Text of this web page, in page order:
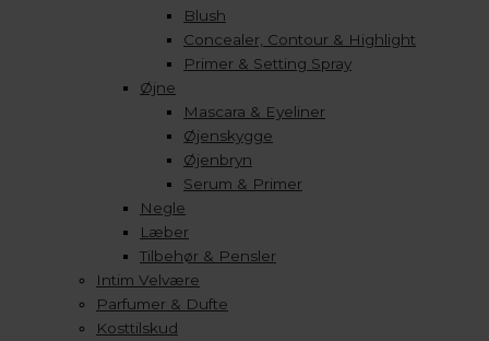
Blush
Concealer, Contour & Highlight
Primer & Setting Spray
Øjne
Mascara & Eyeliner
Øjenskygge
Øjenbryn
Serum & Primer
Negle
Læber
Tilbehør & Pensler
Intim Velvære
Parfumer & Dufte
Kosttilskud